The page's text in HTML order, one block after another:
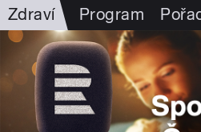
Zdraví Program